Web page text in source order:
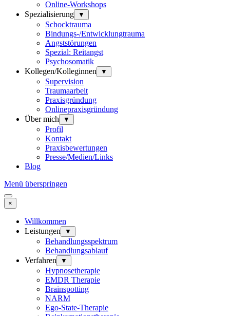
Online-Workshops
Spezialisierung
▼
Schocktrauma
Bindungs-/Entwicklungtrauma
Angststörungen
Spezial: Reitangst
Psychosomatik
Kollegen/Kolleginnen
▼
Supervision
Traumaarbeit
Praxisgründung
Onlinepraxisgründung
Über mich
▼
Profil
Kontakt
Praxisbewertungen
Presse/Medien/Links
Blog
Menü überspringen
×
Willkommen
Leistungen
▼
Behandlungsspektrum
Behandlungsablauf
Verfahren
▼
Hypnosetherapie
EMDR Therapie
Brainspotting
NARM
Ego-State-Therapie